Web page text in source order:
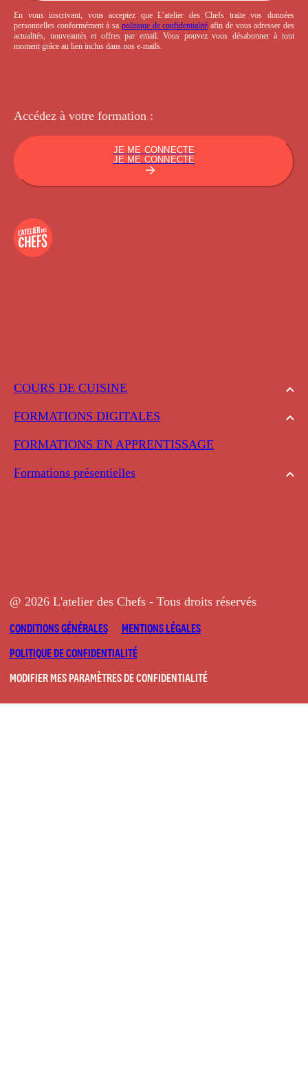
COURS DE CUISINE
FORMATIONS DIGITALES
FORMATIONS EN APPRENTISSAGE
Formations présentielles
En vous inscrivant, vous acceptez que L’atelier des Chefs traite vos données
personnelles conformément à sa politique de confidentialité afin de vous adresser des
actualités, nouveautés et offres par email. Vous pouvez vous désabonner à tout
moment grâce au lien inclus dans nos e-mails.
Accédez à votre formation :
JE ME CONNECTE
JE ME CONNECTE
@ 2026 L'atelier des Chefs - Tous droits réservés
CONDITIONS GÉNÉRALES
MENTIONS LÉGALES
POLITIQUE DE CONFIDENTIALITÉ
MODIFIER MES PARAMÈTRES DE CONFIDENTIALITÉ